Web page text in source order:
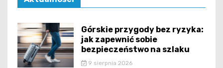
Górskie przygody bez ryzyka:
jak zapewnić sobie
bezpieczeństwo na szlaku
9 sierpnia 2026